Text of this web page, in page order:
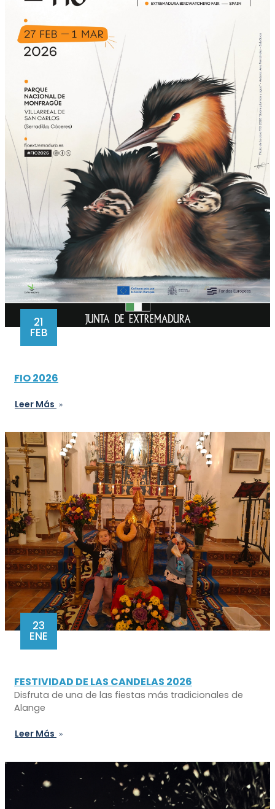
21
FEB
FIO 2026
Leer Más
23
ENE
FESTIVIDAD DE LAS CANDELAS 2026
Disfruta de una de las fiestas más tradicionales de
Alange
Leer Más